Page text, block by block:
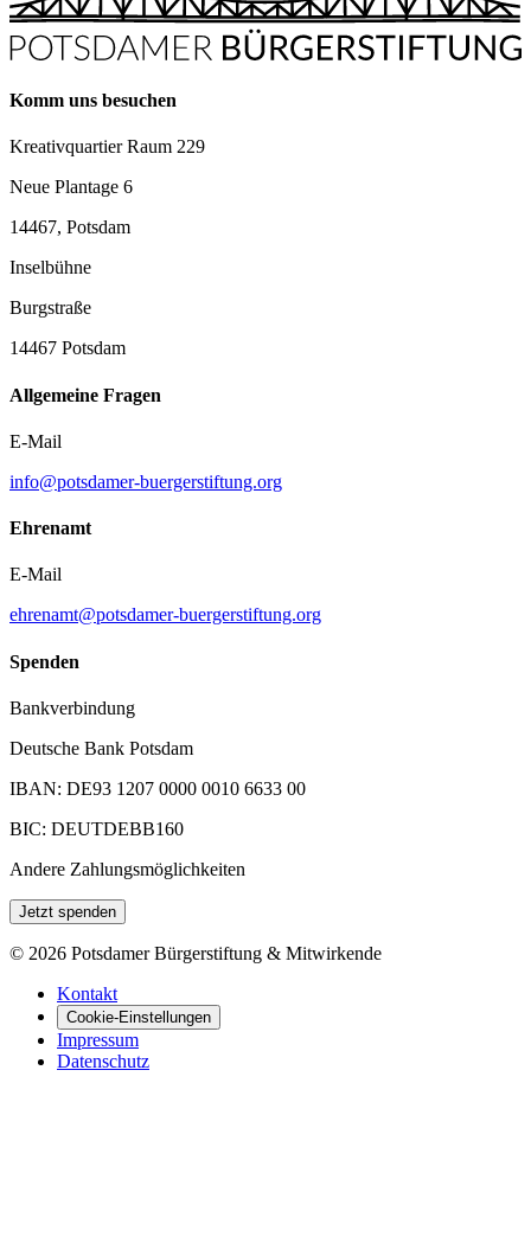
Komm uns besuchen
Kreativquartier Raum 229
Neue Plantage 6
14467, Potsdam
Inselbühne
Burgstraße
14467 Potsdam
Allgemeine Fragen
E-Mail
info@potsdamer-buergerstiftung.org
Ehrenamt
E-Mail
ehrenamt@potsdamer-buergerstiftung.org
Spenden
Bankverbindung
Deutsche Bank Potsdam
IBAN: DE93 1207 0000 0010 6633 00
BIC: DEUTDEBB160
Andere Zahlungsmöglichkeiten
Jetzt spenden
© 2026 Potsdamer Bürgerstiftung & Mitwirkende
Kontakt
Cookie-Einstellungen
Impressum
Datenschutz